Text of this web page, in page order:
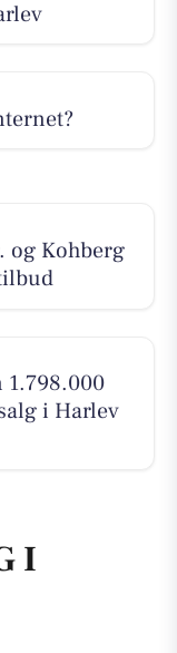
og Kohberg
i Harlev
I